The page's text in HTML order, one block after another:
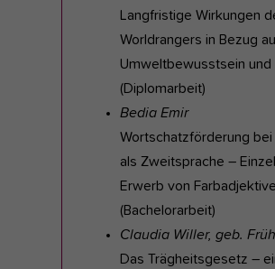
Langfristige Wirkungen
Worldrangers in Bezug
Umweltbewusstsein und
(Diplomarbeit)
Bedia Emir
Wortschatzförderung
als Zweitsprache –
Erwerb von
(Bachelorarbeit)
Claudia Willer, geb. Früh
Das Trägheitsgesetz –